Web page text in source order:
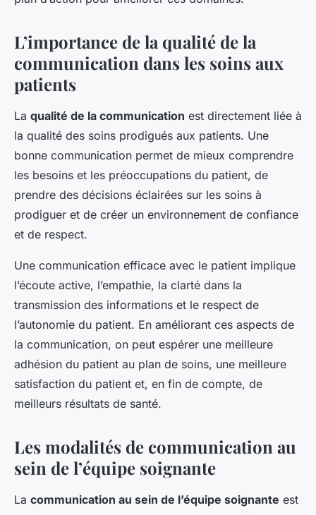
L’importance de la qualité de la
communication dans les soins aux
patients
La qualité de la communication est directement liée à
la qualité des soins prodigués aux patients. Une
bonne communication permet de mieux comprendre
les besoins et les préoccupations du patient, de
prendre des décisions éclairées sur les soins à
prodiguer et de créer un environnement de confiance
et de respect.
Une communication efficace avec le patient implique
l’écoute active, l’empathie, la clarté dans la
transmission des informations et le respect de
l’autonomie du patient. En améliorant ces aspects de
la communication, on peut espérer une meilleure
adhésion du patient au plan de soins, une meilleure
satisfaction du patient et, en fin de compte, de
meilleurs résultats de santé.
Les modalités de communication au
sein de l’équipe soignante
La communication au sein de l’équipe soignante est